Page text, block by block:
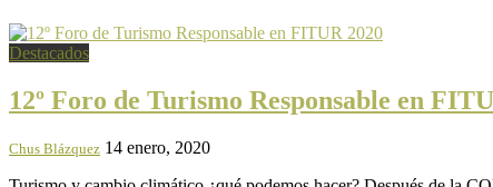
Destacados
12º Foro de Turismo Responsable en
Chus Blázquez 14 enero, 2020